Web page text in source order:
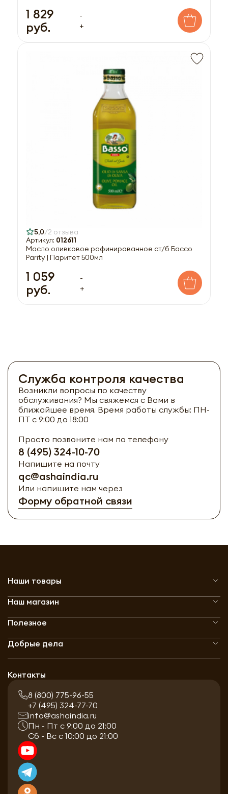
1 829
руб.
-
+
5,0 2 отзыва
Артикул: 012611
Масло оливковое рафинированное ст/б Бассо
Parity | Паритет 500мл
1 059
руб.
-
+
Служба контроля качества
Возникли вопросы по качеству
обслуживания? Мы свяжемся с Вами в
ближайшее время. Время работы службы: ПН-
ПТ с 9:00 до 18:00
Просто позвоните нам по телефону
8 (495) 324-10-70
Напишите на почту
qc@ashaindia.ru
Или напишите нам через
Форму обратной связи
Наши товары
Наш магазин
Полезное
Добрые дела
Контакты
8 (800) 775-96-55
+7 (495) 324-77-70
info@ashaindia.ru
Пн - Пт с 9:00 до 21:00
Сб - Вс с 10:00 до 21:00